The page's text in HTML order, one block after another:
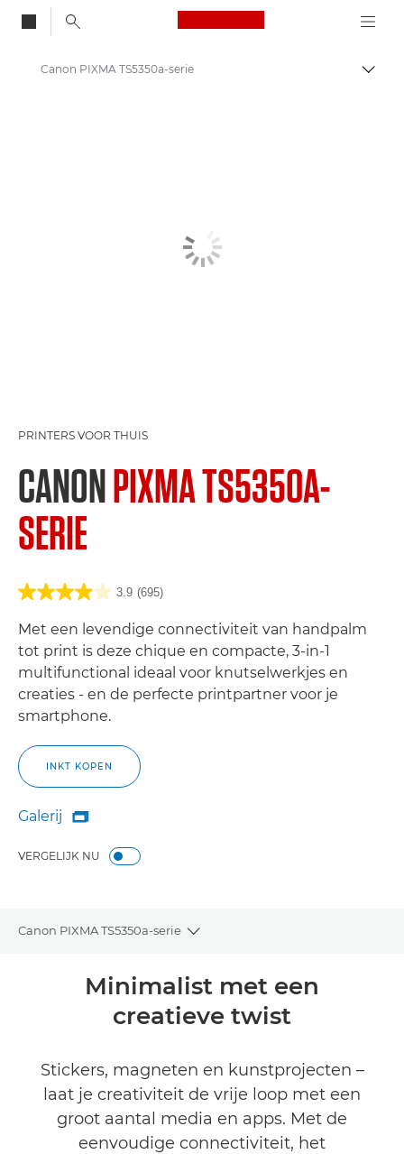
Canon Logo, back
Canon PIXMA TS5350a-serie
PRINTERS VOOR THUIS
CANONPIXMA TS5350A-
SERIE
3.9 (695)
Met een levendige connectiviteit van handpalm
tot print is deze chique en compacte, 3-in-1
multifunctional ideaal voor knutselwerkjes en
creaties - en de perfecte printpartner voor je
smartphone.
INKT KOPEN
Galerij
Galerij

VERGELIJK NU
Canon PIXMA TS5350a-serie
Toggle breadcrumbs
Galerij
Minimalist met een
creatieve twist
Stickers, magneten en kunstprojecten –
laat je creativiteit de vrije loop met een
groot aantal media en apps. Met de
eenvoudige connectiviteit, het